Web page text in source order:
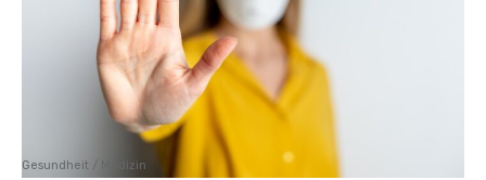
Gesundheit / Medizin